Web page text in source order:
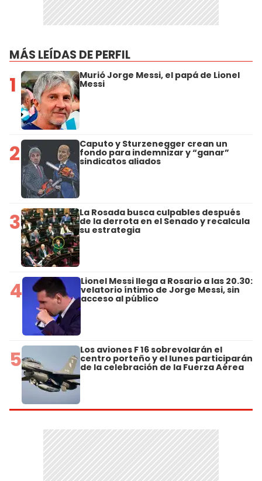
MÁS LEÍDAS DE PERFIL
1 Murió Jorge Messi, el papá de Lionel
Messi
2 Caputo y Sturzenegger crean un
fondo para indemnizar y “ganar”
sindicatos aliados
3 La Rosada busca culpables después
de la derrota en el Senado y recalcula
su estrategia
4 Lionel Messi llega a Rosario a las 20.30:
velatorio íntimo de Jorge Messi, sin
acceso al público
5 Los aviones F 16 sobrevolarán el
centro porteño y el lunes participarán
de la celebración de la Fuerza Aérea